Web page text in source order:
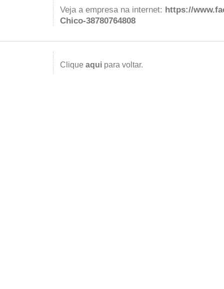
Veja a empresa na internet: https://
Chico-38780764808
Clique aqui para voltar.